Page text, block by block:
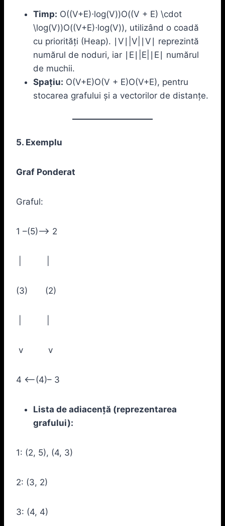
Timp: O((V+E)⋅log⁡(V))O((V + E) \cdot
\log(V))O((V+E)⋅log(V)), utilizând o coadă
cu priorități (Heap). ∣V∣|V|∣V∣ reprezintă
numărul de noduri, iar ∣E∣|E|∣E∣ numărul
de muchii.
Spațiu: O(V+E)O(V + E)O(V+E), pentru
stocarea grafului și a vectorilor de distanțe.
5. Exemplu
Graf Ponderat
Graful:
1 –(5)–> 2
(3) (2)
v v
4 <–(4)– 3
Lista de adiacență (reprezentarea
grafului):
1: (2, 5), (4, 3)
2: (3, 2)
3: (4, 4)